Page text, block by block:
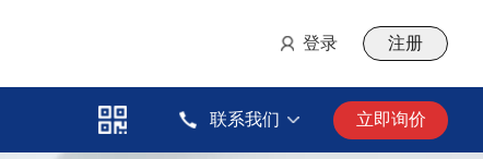
登录 注册
联系我们 立即询价